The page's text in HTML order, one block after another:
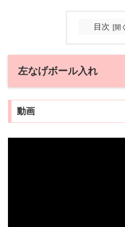
目次
左なげボール入れ
動画